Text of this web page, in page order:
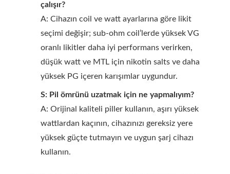
çalışır?
A: Cihazın coil ve watt ayarlarına göre likit
seçimi değişir; sub-ohm coil’lerde yüksek VG
oranlı likitler daha iyi performans verirken,
düşük watt ve MTL için nikotin salts ve daha
yüksek PG içeren karışımlar uygundur.
S: Pil ömrünü uzatmak için ne yapmalıyım?
A: Orijinal kaliteli piller kullanın, aşırı yüksek
wattlardan kaçının, cihazınızı gereksiz yere
yüksek güçte tutmayın ve uygun şarj cihazı
kullanın.